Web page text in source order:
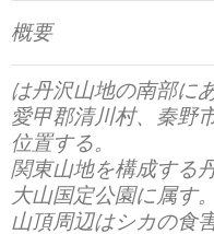
プ
概要
は丹沢山地の南部に
愛甲郡清川村、秦野
位置する。
関東山地を構成する
大山国定公園に属す。
山頂周辺はシカの食